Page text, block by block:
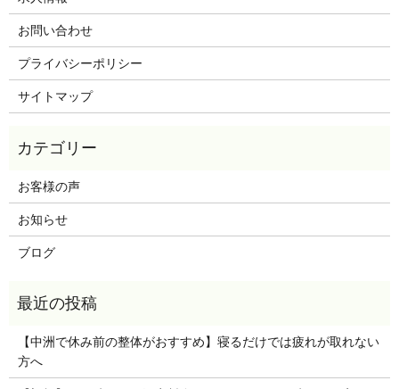
お問い合わせ
プライバシーポリシー
サイトマップ
お客様の声
お知らせ
ブログ
【中洲で休み前の整体がおすすめ】寝るだけでは疲れが取れない
方へ